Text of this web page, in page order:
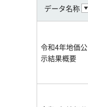
データ名称
令和4年地価公
示結果概要